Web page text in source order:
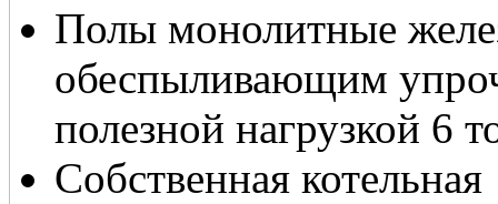
Полы монолитные
обеспыливающим
полезной нагрузкой 6
Собственная котельная